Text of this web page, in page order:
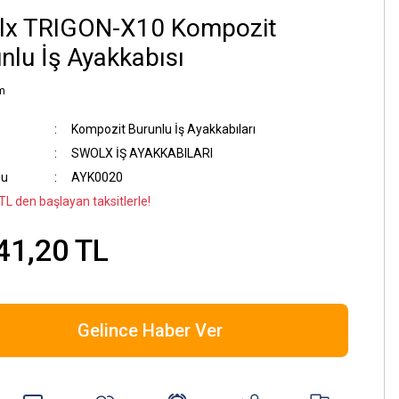
TRIGON-X10 Kompozit
İş Ayakkabısı
Kompozit Burunlu İş Ayakkabıları
SWOLX İŞ AYAKKABILARI
AYK0020
den başlayan taksitlerle!
TL
Gelince Haber Ver